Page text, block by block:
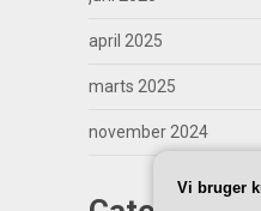
april 2025
marts 2025
november 2024
Vi bruger